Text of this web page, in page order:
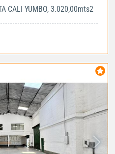
CALI YUMBO, 3.020,00mts2